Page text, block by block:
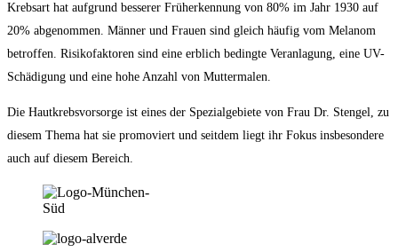
Krebsart hat aufgrund besserer Früherkennung von 80% im Jahr 1930 auf
20% abgenommen. Männer und Frauen sind gleich häufig vom Melanom
betroffen. Risikofaktoren sind eine erblich bedingte Veranlagung, eine UV-
Schädigung und eine hohe Anzahl von Muttermalen.
Die Hautkrebsvorsorge ist eines der Spezialgebiete von Frau Dr. Stengel, zu
diesem Thema hat sie promoviert und seitdem liegt ihr Fokus insbesondere
auch auf diesem Bereich.